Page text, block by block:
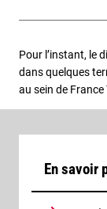
Pour l’instant, le
dans quelques
au sein de
En savoir